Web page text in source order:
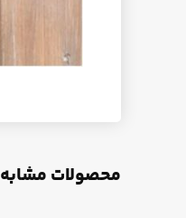
محصولات مشابه